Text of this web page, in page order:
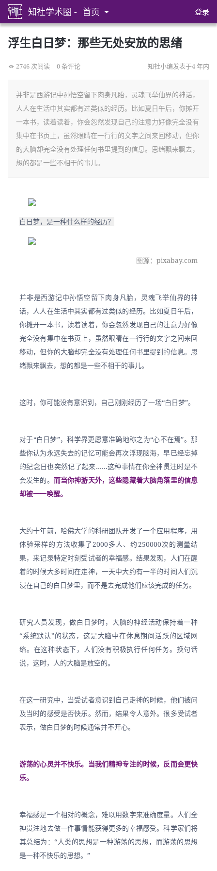
知社学术圈 - 首页 登录
浮生白日梦：那些无处安放的思绪
2746 次阅读 0 条评论 知社小编发表于4 年内
并非是西游记中孙悟空留下肉身凡胎，灵魂飞举仙界的神话，
人人在生活中其实都有过类似的经历。比如夏日午后，你摊开
一本书，读着读着，你会忽然发现自己的注意力好像完全没有
集中在书页上，虽然眼睛在一行行的文字之间来回移动，但你
的大脑却完全没有处理任何书里提到的信息。思绪飘来飘去，
想的都是一些不相干的事儿。
白日梦，是一种什么样的经历？
图源：pixabay.com
并非是西游记中孙悟空留下肉身凡胎，灵魂飞举仙界的神
话，人人在生活中其实都有过类似的经历。比如夏日午后，
你摊开一本书，读着读着，你会忽然发现自己的注意力好像
完全没有集中在书页上，虽然眼睛在一行行的文字之间来回
移动，但你的大脑却完全没有处理任何书里提到的信息。思
绪飘来飘去，想的都是一些不相干的事儿。
这时，你可能没有意识到，自己刚刚经历了一场“白日梦”。
对于“白日梦”，科学界更愿意准确地称之为“心不在焉”。那
些你认为永远失去的记忆可能会再次浮现脑海，早已经忘掉
的纪念日也突然记了起来……这种事情在你全神贯注时是不
会发生的。 而当你神游天外，这些隐藏着大脑角落里的信息
却被一一唤醒。
大约十年前，哈佛大学的科研团队开发了一个应用程序，用
体验采样的方法收集了2000多人、约250000次的测量结
果，来记录特定时刻受试者的幸福感。结果发现，人们在醒
着的时候大多时间在走神，一天中大约有一半的时间人们沉
浸在自己的白日梦里，而不是去完成他们应该完成的任务。
研究人员发现，做白日梦时，大脑的神经活动保持着一种
“系统默认”的状态，这是大脑中在休息期间活跃的区域网
络。在这种状态下，人们没有积极执行任何任务。换句话
说，这时，人的大脑是放空的。
在这一研究中，当受试者意识到自己走神的时候，他们被问
及当时的感受是否快乐。然而，结果令人意外。很多受试者
表示，做白日梦的时候通常并不开心。
游荡的心灵并不快乐。当我们精神专注的时候，反而会更快
乐。
幸福感是一个相对的概念，难以用数字来准确度量。人们全
神贯注地去做一件事情能获得更多的幸福感受。科学家们将
其总结为：“人类的思想是一种游荡的思想，而游荡的思想
是一种不快乐的思想。”